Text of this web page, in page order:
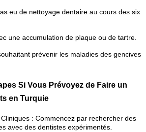
eu de nettoyage dentaire au cours des six
une accumulation de plaque ou de tartre.
prévenir les maladies des gencives
Si Vous Prévoyez de Faire un
en Turquie
: Commencez par rechercher des
avec des dentistes expérimentés.